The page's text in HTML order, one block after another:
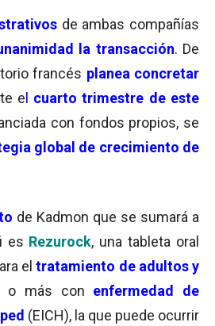
de ambas compañías
la transacción. De
francés planea concretar
e cuarto trimestre de este
con fondos propios, se
global de crecimiento de
de Kadmon que se sumará a
es Rezurock, una tableta oral
eltratamiento de adultos y
o más con enfermedad de
(EICH), la que puede ocurrir